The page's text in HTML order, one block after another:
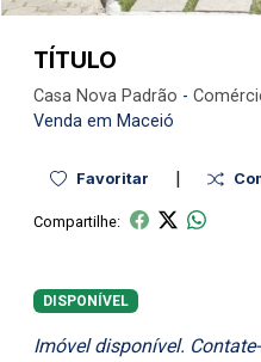
TÍTULO
Casa Nova Padrão -
Venda em Maceió
Favoritar |
Compartilhe:
DISPONÍVEL
Imóvel disponível.